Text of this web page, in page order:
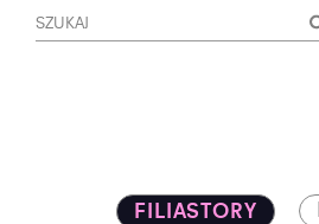
FILIASTORY